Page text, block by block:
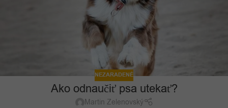
NEZARADENÉ
Ako odnaučiť psa utekať?
Martin Zelenovský